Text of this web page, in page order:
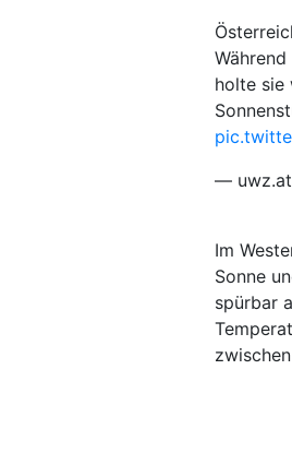
holte sie
— uwz.at
Im
Sonne
spürbar